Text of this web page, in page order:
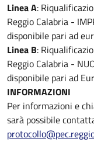
Linea A:
Reggio Calabria -
disponibile pari ad
Linea B:
Reggio Calabria -
disponibile pari ad
INFORMAZIONI
Per informazioni e
sarà possibile